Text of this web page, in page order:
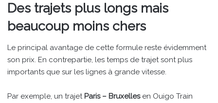
Des trajets plus longs mais
beaucoup moins chers
Le principal avantage de cette formule reste évidemment
son prix. En contrepartie, les temps de trajet sont plus
importants que sur les lignes à grande vitesse.
Par exemple, un trajet Paris – Bruxellesen Ouigo Train